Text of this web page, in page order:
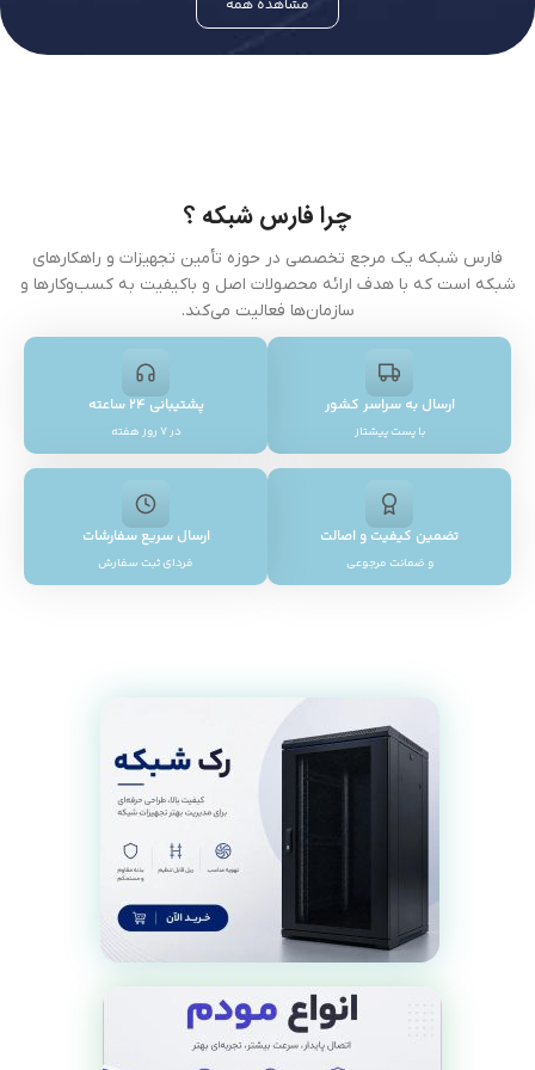
مشاهده همه
چرا فارس شبکه ؟
فارس شبکه یک مرجع تخصصی در حوزه تأمین تجهیزات و راهکارهای
شبکه است که با هدف ارائه محصولات اصل و باکیفیت به کسب‌وکارها و
سازمان‌ها فعالیت می‌کند.
ارسال به سراسر کشور
با پست پیشتاز
پشتیبانی ۲۴ ساعته
در ۷ روز هفته
تضمین کیفیت و اصالت
و ضمانت مرجوعی
ارسال سریع سفارشات
فردای ثبت سفارش